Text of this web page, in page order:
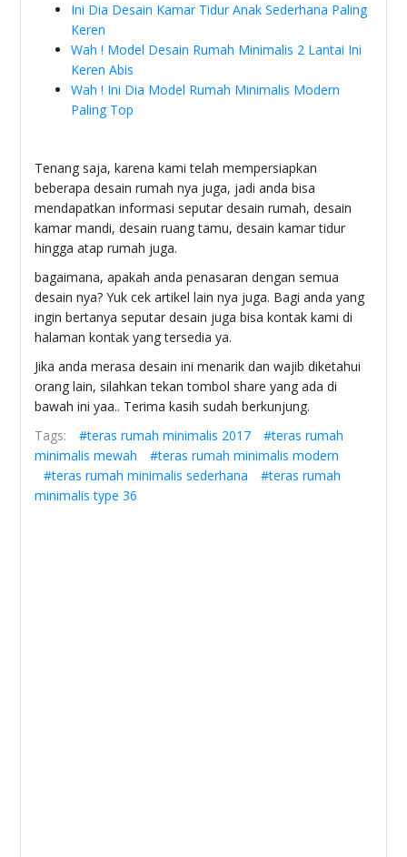
Ini Dia Desain Kamar Tidur Anak Sederhana Paling
Keren
Wah ! Model Desain Rumah Minimalis 2 Lantai Ini
Keren Abis
Wah ! Ini Dia Model Rumah Minimalis Modern
Paling Top
Tenang saja, karena kami telah mempersiapkan
beberapa desain rumah nya juga, jadi anda bisa
mendapatkan informasi seputar desain rumah, desain
kamar mandi, desain ruang tamu, desain kamar tidur
hingga atap rumah juga.
bagaimana, apakah anda penasaran dengan semua
desain nya? Yuk cek artikel lain nya juga. Bagi anda yang
ingin bertanya seputar desain juga bisa kontak kami di
halaman kontak yang tersedia ya.
Jika anda merasa desain ini menarik dan wajib diketahui
orang lain, silahkan tekan tombol share yang ada di
bawah ini yaa.. Terima kasih sudah berkunjung.
Tags:
#teras rumah minimalis 2017
#teras rumah
minimalis mewah
#teras rumah minimalis modern
#teras rumah minimalis sederhana
#teras rumah
minimalis type 36